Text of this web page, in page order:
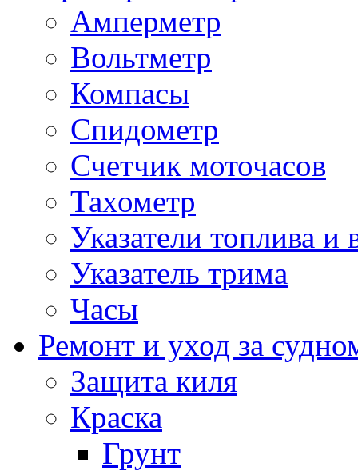
Амперметр
Вольтметр
Компасы
Спидометр
Счетчик моточасов
Тахометр
Указатели топлива и
Указатель трима
Часы
Ремонт и уход за
Защита киля
Краска
Грунт